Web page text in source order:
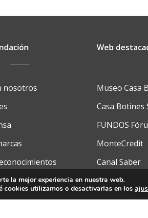
nosotros
Web
Museo Casa
Casa Botines
FUNDOS
MonteCredit
Canal Saber
FUNDOS
Saber Media
la mejor experiencia en nuestra web.
cookies utilizamos o desactivarlas en los